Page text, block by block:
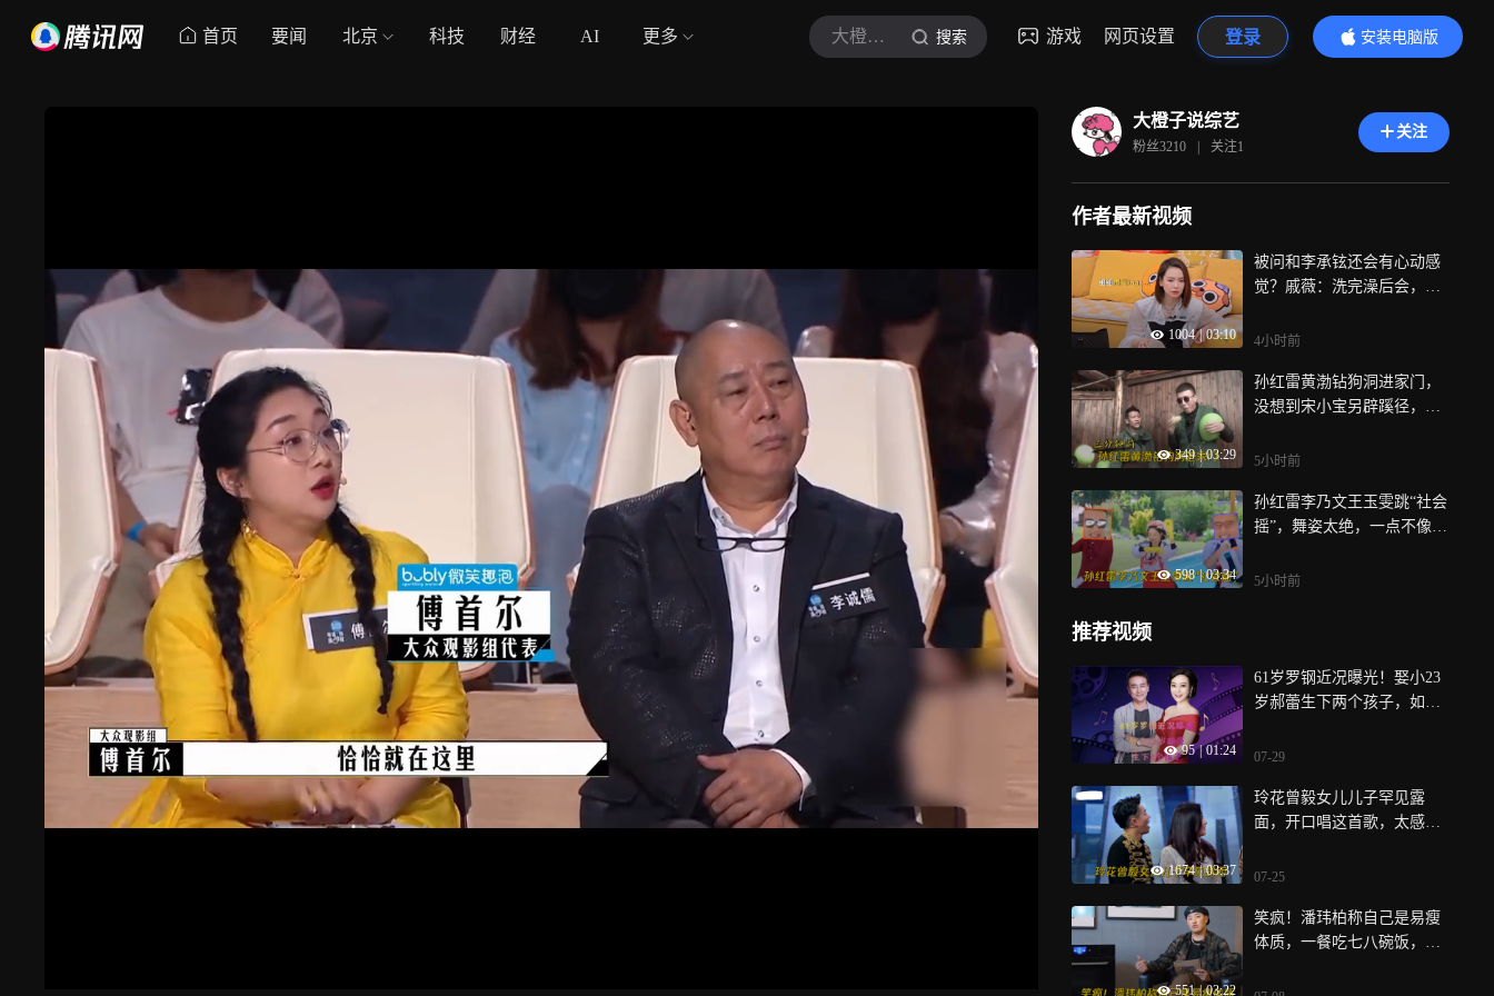
首页 要闻 北京 科技 财经 AI 更多 大橙子说综艺 搜索 游戏 网页设置 登录
安装电脑版
内容更精彩
大橙子说综艺
粉丝3210 | 关注1
关注
作者最新视频
1004 | 03:10
被问和李承铉还会有心动感
觉？戚薇：洗完澡后会，吓
4小时前
349 | 03:29
孙红雷黄渤钻狗洞进家门，
没想到宋小宝另辟蹊径，给
5小时前
598 | 03:34
孙红雷李乃文王玉雯跳“社会
摇”，舞姿太绝，一点不像刚
5小时前
推荐视频
95 | 01:24
61岁罗钢近况曝光！娶小23
岁郝蕾生下两个孩子，如今
07-29
1674 | 03:37
玲花曾毅女儿儿子罕见露
面，开口唱这首歌，太感动
07-25
551 | 03:22
笑疯！潘玮柏称自己是易瘦
体质，一餐吃七八碗饭，十